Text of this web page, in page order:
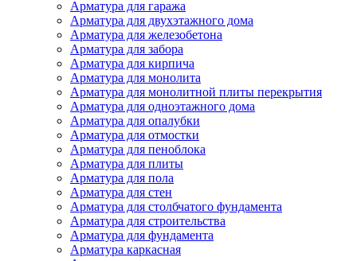
Арматура для гаража
Арматура для двухэтажного дома
Арматура для железобетона
Арматура для забора
Арматура для кирпича
Арматура для монолита
Арматура для монолитной плиты перекрытия
Арматура для одноэтажного дома
Арматура для опалубки
Арматура для отмостки
Арматура для пеноблока
Арматура для плиты
Арматура для пола
Арматура для стен
Арматура для столбчатого фундамента
Арматура для строительства
Арматура для фундамента
Арматура каркасная